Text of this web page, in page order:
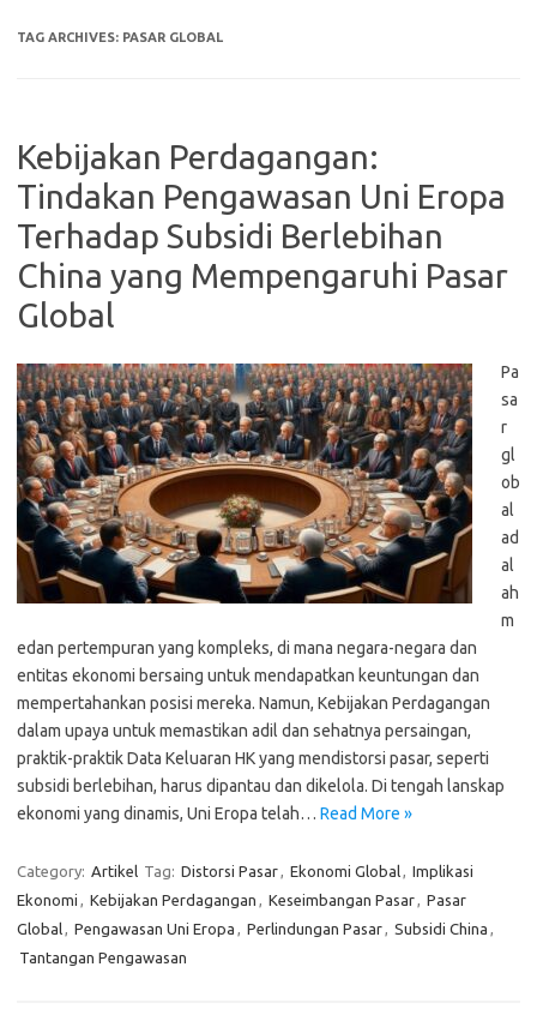
TAG ARCHIVES: PASAR GLOBAL
Kebijakan Perdagangan:
Tindakan Pengawasan Uni Eropa
Terhadap Subsidi Berlebihan
China yang Mempengaruhi Pasar
Global
Pa
sa
r
gl
ob
al
ad
al
ah
m
edan pertempuran yang kompleks, di mana negara-negara dan
entitas ekonomi bersaing untuk mendapatkan keuntungan dan
mempertahankan posisi mereka. Namun, Kebijakan Perdagangan
dalam upaya untuk memastikan adil dan sehatnya persaingan,
praktik-praktik Data Keluaran HK yang mendistorsi pasar, seperti
subsidi berlebihan, harus dipantau dan dikelola. Di tengah lanskap
ekonomi yang dinamis, Uni Eropa telah… Read More »
Category: Artikel Tag: Distorsi Pasar, Ekonomi Global, Implikasi
Ekonomi , Kebijakan Perdagangan , Keseimbangan Pasar, Pasar
Global, Pengawasan Uni Eropa , Perlindungan Pasar, Subsidi China ,
Tantangan Pengawasan